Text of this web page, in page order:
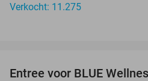
Verkocht: 11.275
Entree voor BLUE